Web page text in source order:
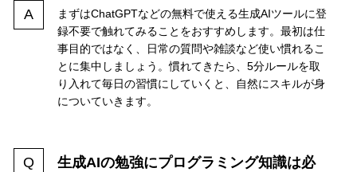
まずはChatGPTなどの無料で使える生成AIツールに登
録不要で触れてみることをおすすめします。最初は仕
事目的ではなく、日常の質問や雑談など使い慣れるこ
とに集中しましょう。慣れてきたら、5分ルールを取
り入れて毎日の習慣にしていくと、自然にスキルが身
についていきます。
生成AIの勉強にプログラミング知識は必